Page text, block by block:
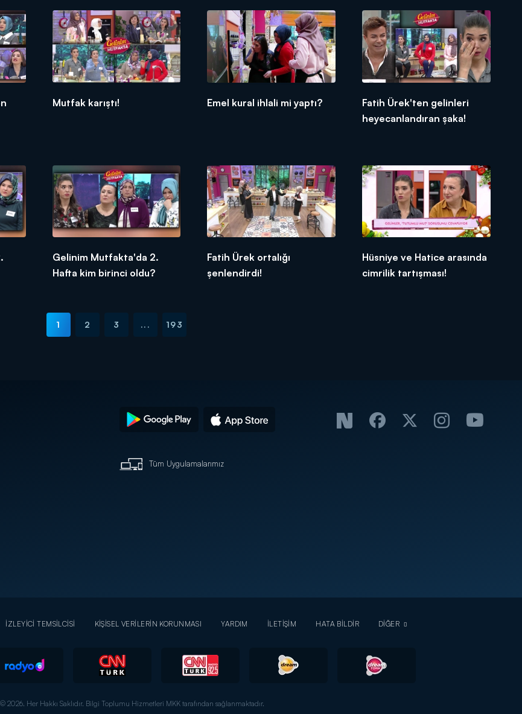
Mutfak karıştı! Emel kural ihlali mi yaptı?
Fatih Ürek'ten gelinleri
heyecanlandıran şaka!
Gelinim Mutfakta'da 2.
Hafta kim birinci oldu?
Fatih Ürek ortalığı
şenlendirdi!
Hüsniye ve Hatice arasında
cimrilik tartışması!
1 2 3 ... 193
Tüm Uygulamalarımız
İZLEYİCİ TEMSİLCİSİ KİŞİSEL VERİLERİN KORUNMASI YARDIM İLETİŞİM HATA BİLDİR DİĞER
2026. Her Hakkı Saklıdır. Bilgi Toplumu Hizmetleri MKK tarafından sağlanmaktadır.